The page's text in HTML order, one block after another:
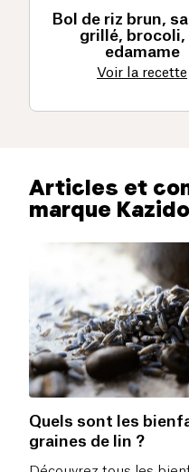
Bol de riz brun,
grillé, brocoli,
edamame
Voir la recette
Articles et
marque
Quels sont les
graines de lin ?